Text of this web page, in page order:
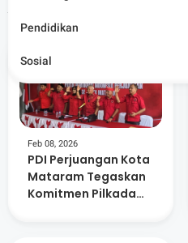
Artikel Terkait
Feb 08, 2026
PDI Perjuangan Kota
Mataram Tegaskan
Komitmen Pilkada
Pendidikan
Sosial